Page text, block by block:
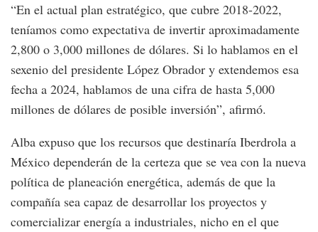
“En el actual plan estratégico, que cubre 2018-2022,
teníamos como expectativa de invertir aproximadamente
2,800 o 3,000 millones de dólares. Si lo hablamos en el
sexenio del presidente López Obrador y extendemos esa
fecha a 2024, hablamos de una cifra de hasta 5,000
millones de dólares de posible inversión”, afirmó.
Alba expuso que los recursos que destinaría Iberdrola a
México dependerán de la certeza que se vea con la nueva
política de planeación energética, además de que la
compañía sea capaz de desarrollar los proyectos y
comercializar energía a industriales, nicho en el que